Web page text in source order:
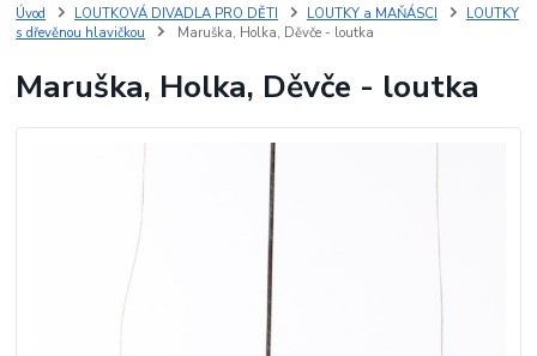
Úvod LOUTKOVÁ DIVADLA PRO DĚTI LOUTKY a MAŇÁSCI
LOUTKY
s dřevěnou hlavičkou
Maruška, Holka, Děvče - loutka
Maruška, Holka, Děvče - loutka